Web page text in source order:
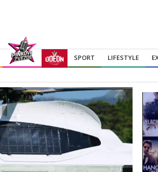
SPORT LIFESTYLE